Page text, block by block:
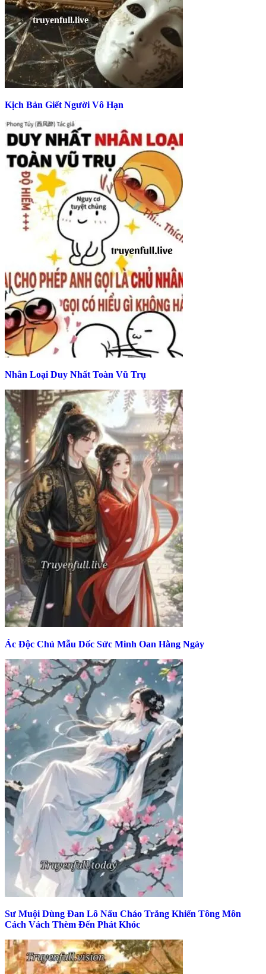
Kịch Bản Giết Người Vô Hạn
Nhân Loại Duy Nhất Toàn Vũ Trụ
Ác Độc Chủ Mẫu Dốc Sức Minh Oan Hằng Ngày
Sư Muội Dùng Đan Lô Nấu Cháo Trắng Khiến Tông Môn
Cách Vách Thèm Đến Phát Khóc